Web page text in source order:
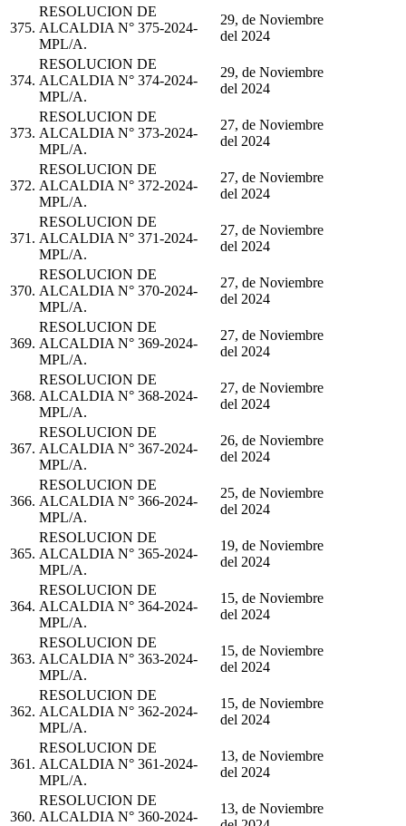
375.
RESOLUCION DE
ALCALDIA N° 375-2024-
MPL/A.
29, de Noviembre
del 2024
374.
RESOLUCION DE
ALCALDIA N° 374-2024-
MPL/A.
29, de Noviembre
del 2024
373.
RESOLUCION DE
ALCALDIA N° 373-2024-
MPL/A.
27, de Noviembre
del 2024
372.
RESOLUCION DE
ALCALDIA N° 372-2024-
MPL/A.
27, de Noviembre
del 2024
371.
RESOLUCION DE
ALCALDIA N° 371-2024-
MPL/A.
27, de Noviembre
del 2024
370.
RESOLUCION DE
ALCALDIA N° 370-2024-
MPL/A.
27, de Noviembre
del 2024
369.
RESOLUCION DE
ALCALDIA N° 369-2024-
MPL/A.
27, de Noviembre
del 2024
368.
RESOLUCION DE
ALCALDIA N° 368-2024-
MPL/A.
27, de Noviembre
del 2024
367.
RESOLUCION DE
ALCALDIA N° 367-2024-
MPL/A.
26, de Noviembre
del 2024
366.
RESOLUCION DE
ALCALDIA N° 366-2024-
MPL/A.
25, de Noviembre
del 2024
365.
RESOLUCION DE
ALCALDIA N° 365-2024-
MPL/A.
19, de Noviembre
del 2024
364.
RESOLUCION DE
ALCALDIA N° 364-2024-
MPL/A.
15, de Noviembre
del 2024
363.
RESOLUCION DE
ALCALDIA N° 363-2024-
MPL/A.
15, de Noviembre
del 2024
362.
RESOLUCION DE
ALCALDIA N° 362-2024-
MPL/A.
15, de Noviembre
del 2024
361.
RESOLUCION DE
ALCALDIA N° 361-2024-
MPL/A.
13, de Noviembre
del 2024
360.
RESOLUCION DE
ALCALDIA N° 360-2024-
13, de Noviembre